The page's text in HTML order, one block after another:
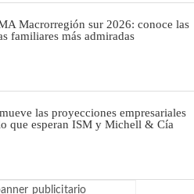
Macrorregión sur 2026: conoce las
familiares más admiradas
las proyecciones empresariales
que esperan ISM y Michell & Cía